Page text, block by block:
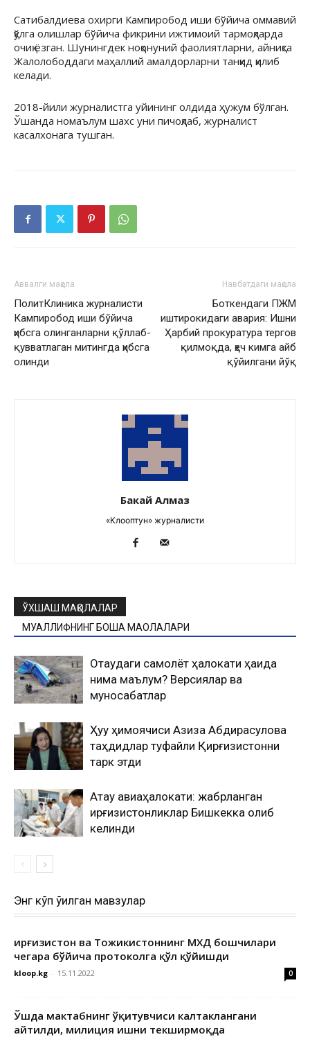
Сатибалдиева охирги Кампиробод иши бўйича оммавий
қўлга олишлар бўйича фикрини ижтимоий тармоқларда
очиқ ёзган. Шунингдек ноқонуний фаолиятларни, айниқса
Жалолободдаги маҳаллий амалдорларни танқид қилиб
келади.
2018-йили журналистга уйининг олдида ҳужум бўлган.
Ўшанда номаълум шахс уни пичоқлаб, журналист
касалхонага тушган.
Аввалги мақола
ПолитКлиника журналисти
Кампиробод иши бўйича
ҳибсга олинганларни қўллаб-
қувватлаган митингда ҳибсга
олинди
Навбатдаги мақола
Боткендаги ПЖМ
иштирокидаги авария: Ишни
Ҳарбий прокуратура тергов
қилмоқда, ҳеч кимга айб
қўйилгани йўқ
Бакай Алмаз
«Клооптун» журналисти
ЎХШАШ МАҚОЛАЛАР
МУАЛЛИФНИНГ БОШҚА МАҚОЛАЛАРИ
Оқтаудаги самолёт ҳалокати ҳақида
нима маълум? Версиялар ва
муносабатлар
Ҳуқуқ ҳимоячиси Азиза Абдирасулова
таҳдидлар туфайли Қирғизистонни
тарк этди
Ақтау авиаҳалокати: жабрланган
қирғизистонликлар Бишкекка олиб
келинди
Энг кўп ўқилган мавзулар
Қирғизистон ва Тожикистоннинг МХДҚ бошчилари
чегара бўйича протоколга қўл қўйишди
kloop.kg - 15.11.2022 0
Ўшда мактабнинг ўқитувчиси калтаклангани
айтилди, милиция ишни текширмоқда